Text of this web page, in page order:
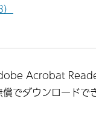
Acrobat
でダウンロードで